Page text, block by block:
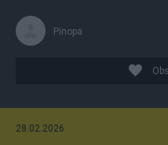
Pinopa
28.02.2026